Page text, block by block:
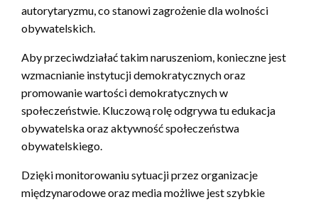
autorytaryzmu, co stanowi zagrożenie dla wolności
obywatelskich.
Aby przeciwdziałać takim naruszeniom, konieczne jest
wzmacnianie instytucji demokratycznych oraz
promowanie wartości demokratycznych w
społeczeństwie. Kluczową rolę odgrywa tu edukacja
obywatelska oraz aktywność społeczeństwa
obywatelskiego.
Dzięki monitorowaniu sytuacji przez organizacje
międzynarodowe oraz media możliwe jest szybkie